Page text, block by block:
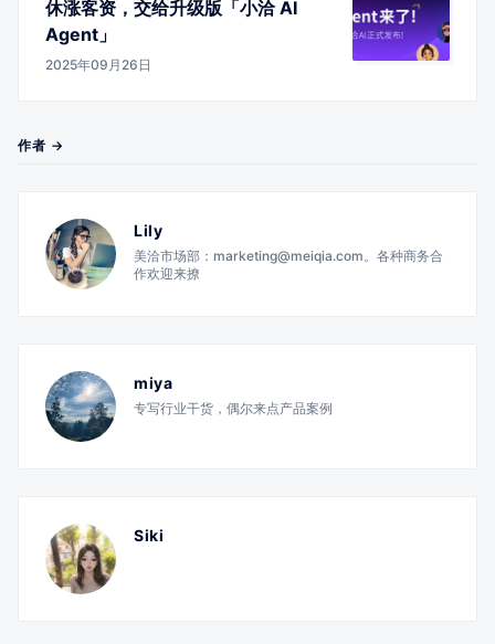
休涨客资，交给升级版「小洽 AI
Agent」
2025年09月26日
作者 →
Lily
美洽市场部：marketing@meiqia.com。各种商务合
作欢迎来撩
miya
专写行业干货，偶尔来点产品案例
Siki